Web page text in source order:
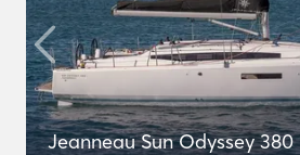
Jeanneau Sun Odyssey 380